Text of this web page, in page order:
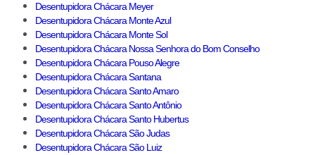
Desentupidora Chácara Meyer
Desentupidora Chácara Monte Azul
Desentupidora Chácara Monte Sol
Desentupidora Chácara Nossa Senhora do Bom Conselho
Desentupidora Chácara Pouso Alegre
Desentupidora Chácara Santana
Desentupidora Chácara Santo Amaro
Desentupidora Chácara Santo Antônio
Desentupidora Chácara Santo Hubertus
Desentupidora Chácara São Judas
Desentupidora Chácara São Luiz